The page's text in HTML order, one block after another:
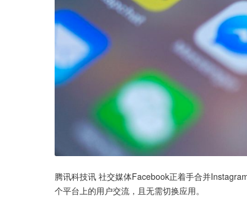
腾讯科技讯 社交媒体Facebook正着手合并
个平台上的用户交流，且无需切换应用。